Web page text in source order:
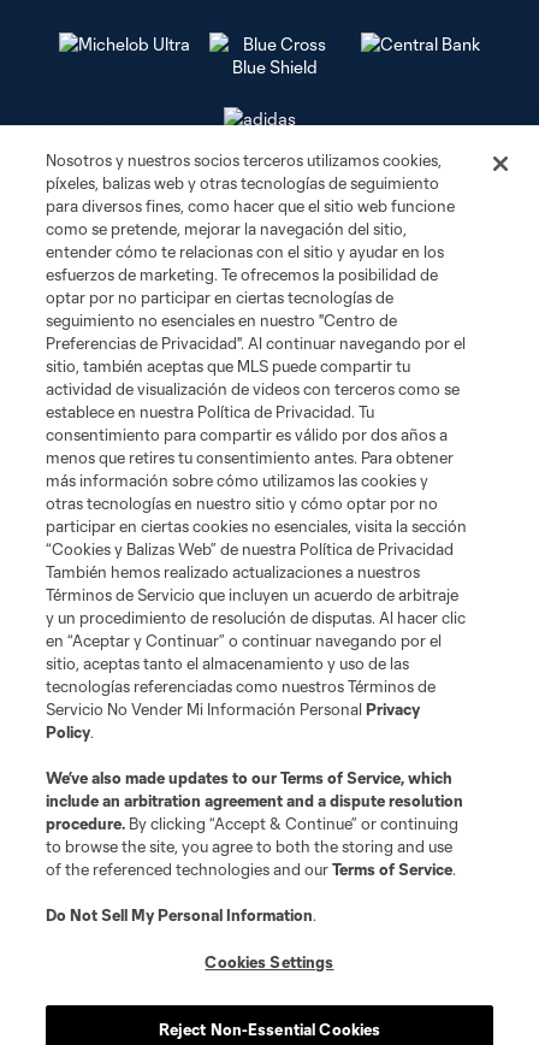
Club Sites
Tickets
Club
Social Media
Corporate Partnerships
MLS
Legal
Do Not Sell or Share My Personal Information
Cookies Settings
©2026 MLS. The Major League Soccer and MLS name and shield are
registered trademarks of Major League Soccer, L.L.C. (“MLS”). The names
and logos of MLS teams are registered and/or common law trademarks of
MLS or are used with the permission of their owners. Any unauthorized use
Nosotros y nuestros socios terceros utilizamos cookies,
píxeles, balizas web y otras tecnologías de seguimiento
para diversos fines, como hacer que el sitio web funcione
como se pretende, mejorar la navegación del sitio,
entender cómo te relacionas con el sitio y ayudar en los
esfuerzos de marketing. Te ofrecemos la posibilidad de
optar por no participar en ciertas tecnologías de
seguimiento no esenciales en nuestro "Centro de
Preferencias de Privacidad". Al continuar navegando por el
sitio, también aceptas que MLS puede compartir tu
actividad de visualización de videos con terceros como se
establece en nuestra Política de Privacidad. Tu
consentimiento para compartir es válido por dos años a
menos que retires tu consentimiento antes. Para obtener
más información sobre cómo utilizamos las cookies y
otras tecnologías en nuestro sitio y cómo optar por no
participar en ciertas cookies no esenciales, visita la sección
“Cookies y Balizas Web” de nuestra Política de Privacidad
También hemos realizado actualizaciones a nuestros
Términos de Servicio que incluyen un acuerdo de arbitraje
y un procedimiento de resolución de disputas. Al hacer clic
en “Aceptar y Continuar” o continuar navegando por el
sitio, aceptas tanto el almacenamiento y uso de las
tecnologías referenciadas como nuestros Términos de
Servicio No Vender Mi Información PersonalPrivacy
Policy.
We’ve also made updates to ourTerms of Service, which
include an arbitration agreement and a dispute resolution
procedure. By clicking “Accept & Continue” or continuing
to browse the site, you agree to both the storing and use
of the referenced technologies and ourTerms of Service.
Do Not Sell My Personal Information.
Cookies Settings
Reject Non-Essential Cookies